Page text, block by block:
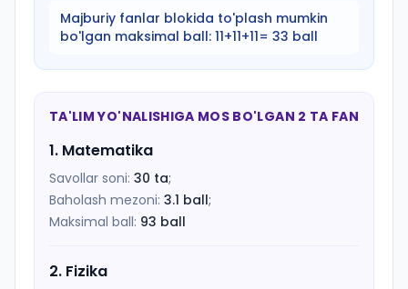
Majburiy fanlar blokida to'plash mumkin
bo'lgan maksimal ball: 11+11+11= 33 ball
TA'LIM YO'NALISHIGA MOS BO'LGAN 2 TA FAN
1. Matematika
Savollar soni: 30 ta;
Baholash mezoni: 3.1 ball;
Maksimal ball: 93 ball
2. Fizika